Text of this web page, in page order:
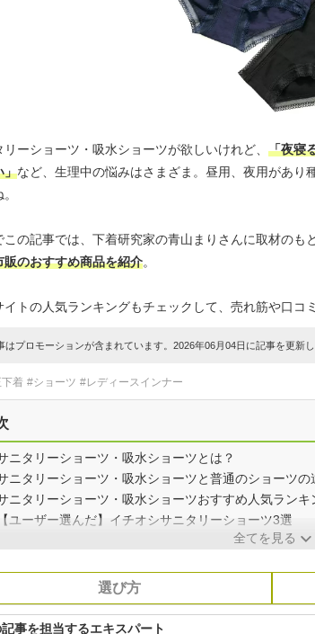
リーショーツ・吸水ショーツが欲しいけれど、 「夜寝
」など、生理中の悩みはさまざま。昼用、夜用があり
この記事では、下着研究家の青山まりさんに取材のもと
販のおすすめ商品を紹介。
イトの人気ランキングもチェックして、売れ筋や口コ
はプロモーションが含まれています。2026年06月04日に記事を更新
着 #ショーツ #レディースインナー
ニタリーショーツ・吸水ショーツとは？
ニタリーショーツ・吸水ショーツと普通のショーツの
ニタリーショーツ・吸水ショーツおすすめ人気ランキ
【ユーザー選んだ】イチオシサニタリーショーツ3選
全てを見る
選び方
事を担当するエキスパート